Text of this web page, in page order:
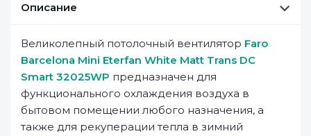
Описание
Великолепный потолочный вентилятор Faro
Barcelona Mini Eterfan White Matt Trans DC
Smart 32025WP предназначен для
функционального охлаждения воздуха в
бытовом помещении любого назначения, а
также для рекуперации тепла в зимний